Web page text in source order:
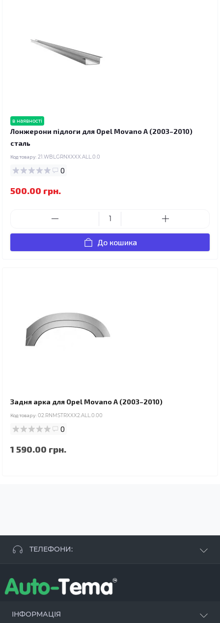
в наявності
Лонжерони підлоги для Opel Movano A (2003–2010)
сталь
Код товару: 21.WBLGRNXXXX.ALL.0.0
0
500.00 грн.
До кошика
Задня арка для Opel Movano A (2003–2010)
Код товару: 02.RNMSTRXXX2.ALL.0.00
0
1 590.00 грн.
ТЕЛЕФОНИ:
+38 096 250 84 38
+38 099 657 61 50
ІНФОРМАЦІЯ